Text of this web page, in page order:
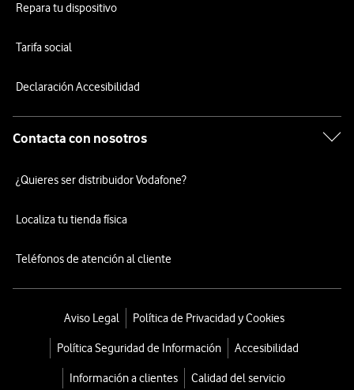
Repara tu dispositivo
Tarifa social
Declaración Accesibilidad
Contacta con nosotros
¿Quieres ser distribuidor Vodafone?
Localiza tu tienda física
Teléfonos de atención al cliente
Aviso Legal Política de Privacidad y Cookies
Política Seguridad de Información Accesibilidad
Información a clientes Calidad del servicio